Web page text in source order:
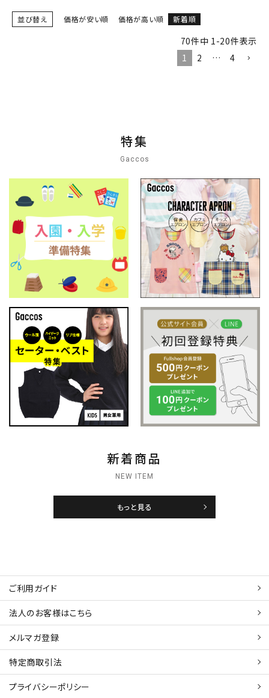
並び替え 価格が安い順 価格が高い順 新着順
70件中 1 -20件表示
1
2 … 4
特集
Gaccos
新着商品
NEW ITEM
もっと見る
ご利用ガイド
法人のお客様はこちら
メルマガ登録
特定商取引法
プライバシーポリシー